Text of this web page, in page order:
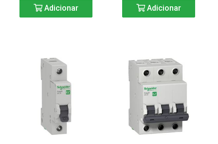
Adicionar Adicionar